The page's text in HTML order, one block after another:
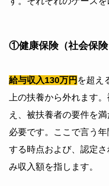
①健康保険（社会保
給与収入130万円 を超え
上の扶養から外れます
え、被扶養者の要件を
必要です。ここで言う
する時点および、認定
み収入額を指します。